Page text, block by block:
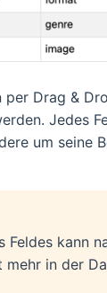
per Drag &
Jedes
um seine
Feldes kann
mehr in der